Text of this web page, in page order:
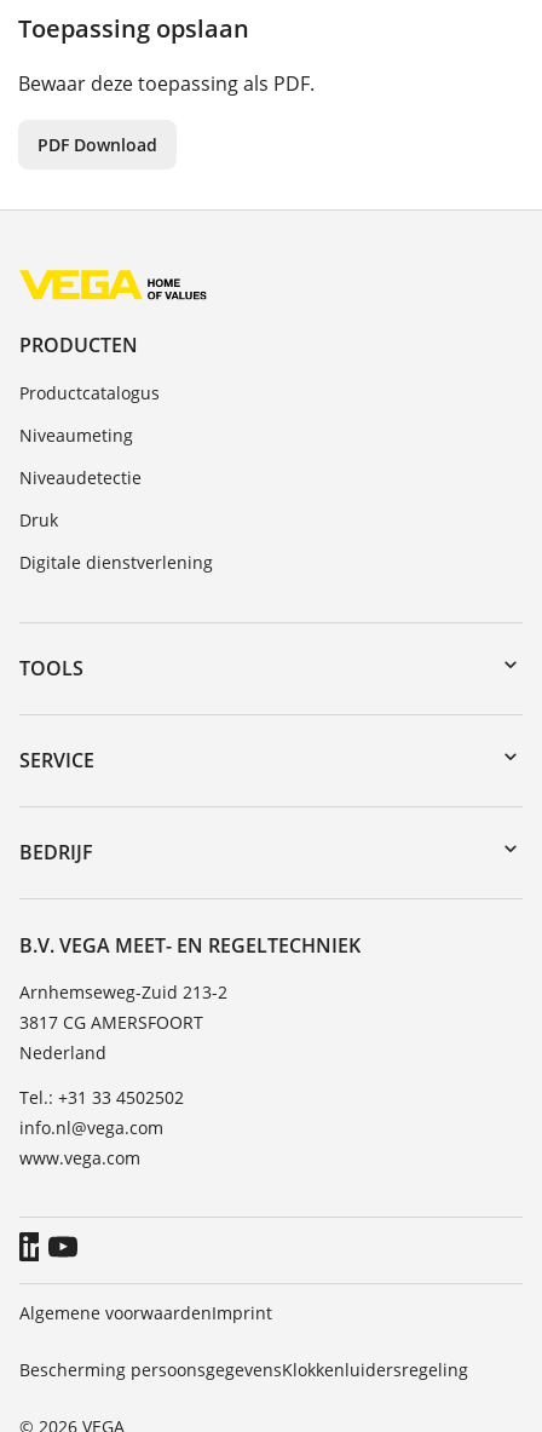
Toepassing opslaan
Bewaar deze toepassing als PDF.
PDF Download
PRODUCTEN
Productcatalogus
Niveaumeting
Niveaudetectie
Druk
Digitale dienstverlening
TOOLS
myVEGA
Downloads
DTM Collection/PACTware
SERVICE
Reparatieformulier instrument
Seminars
TeamViewer
BEDRIJF
Vacature
Over VEGA
Contact
Nieuws
Persberichten
Blog
B.V. VEGA MEET- EN REGELTECHNIEK
Arnhemseweg-Zuid 213-2
3817 CG AMERSFOORT
Nederland
Tel.: +31 33 4502502
info.nl@vega.com
www.vega.com
© 2026 VEGA
Algemene voorwaardenImprint
Bescherming persoonsgegevensKlokkenluidersregeling